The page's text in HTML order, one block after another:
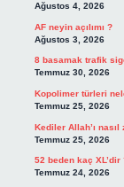
Ağustos 4, 2026
AF neyin açılımı ?
Ağustos 3, 2026
8 basamak trafik
Temmuz 30, 2026
Kopolimer türleri
Temmuz 25, 2026
Kediler Allah’ı nasıl
Temmuz 25, 2026
52 beden kaç XL’dir
Temmuz 24, 2026